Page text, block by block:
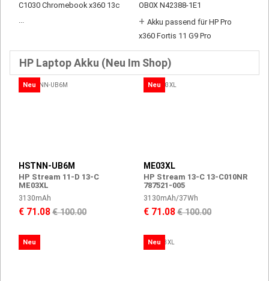
C1030 Chromebook x360 13c
...
OB0X N42388-1E1
+ Akku passend für HP Pro
x360 Fortis 11 G9 Pro
HP Laptop Akku (Neu Im Shop)
Neu
HSTNN-UB6M
HP Stream 11-D 13-C
ME03XL
3130mAh
€ 71.08€ 100.00
Neu
ME03XL
HP Stream 13-C 13-C010NR
787521-005
3130mAh/37Wh
€ 71.08€ 100.00
Neu Neu